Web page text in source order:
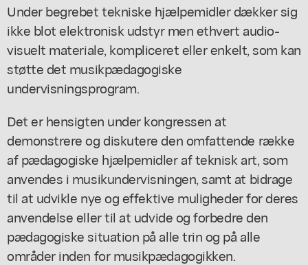
Under begrebet tekniske hjælpemidler dækker sig
ikke blot elektronisk udstyr men ethvert audio-
visuelt materiale, kompliceret eller enkelt, som kan
støtte det musikpædagogiske
undervisningsprogram.
Det er hensigten under kongressen at
demonstrere og diskutere den omfattende række
af pædagogiske hjælpemidler af teknisk art, som
anvendes i musikundervisningen, samt at bidrage
til at udvikle nye og effektive muligheder for deres
anvendelse eller til at udvide og forbedre den
pædagogiske situation på alle trin og på alle
områder inden for musikpædagogikken.